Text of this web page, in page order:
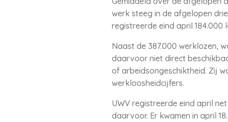
werk steeg in de afgelopen
registreerde eind april 184.000
Naast de 387.000 werklozen,
daarvoor niet direct
of arbeidsongeschiktheid. Zij
werkloosheidcijfers.
UWV registreerde eind april
daarvoor. Er kwamen in april